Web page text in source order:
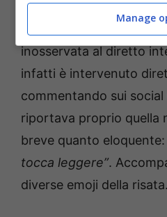
Una ricostruzione che
inosservata al diretto
infatti è intervenuto
commentando sui
riportava proprio quella
breve quanto eloquente:
tocca leggere”.
diverse emoji della risata.
Manage